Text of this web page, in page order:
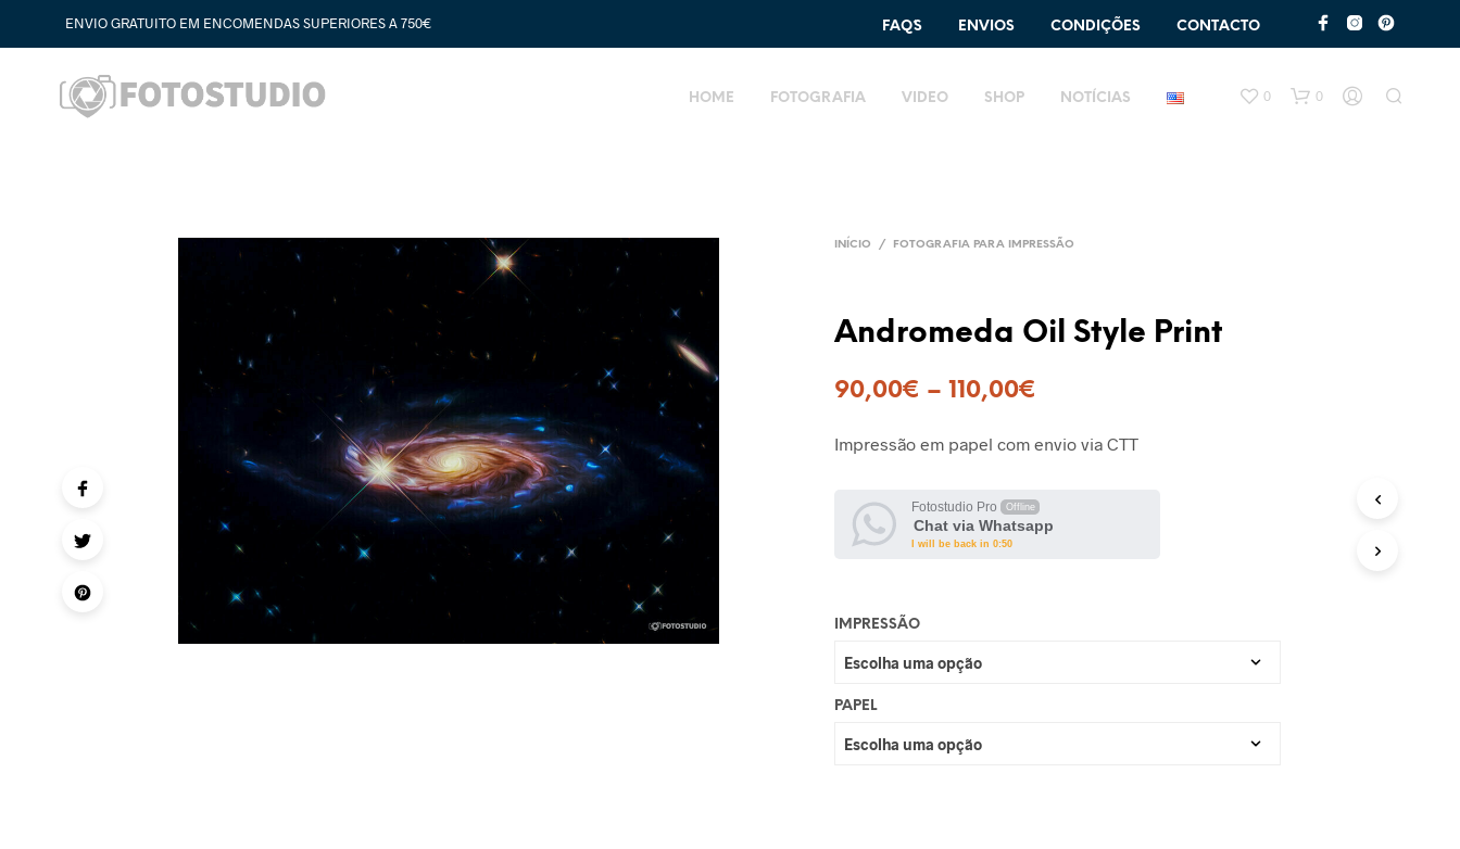
ENVIO GRATUITO EM ENCOMENDAS SUPERIORES A 750€ FAQ´S ENVIOS CONDIÇÕES CONTACTO
HOME FOTOGRAFIA VIDEO SHOP NOTÍCIAS 0 0
INÍCIO / FOTOGRAFIA PARA IMPRESSÃO
Andromeda Oil Style Print
90,00€ –110,00€
Impressão em papel com envio via CTT
Fotostudio Pro Offline
Chat via Whatsapp
I will be back in 0:50
IMPRESSÃO
PAPEL